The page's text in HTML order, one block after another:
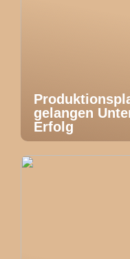
gelangen
Erfolg